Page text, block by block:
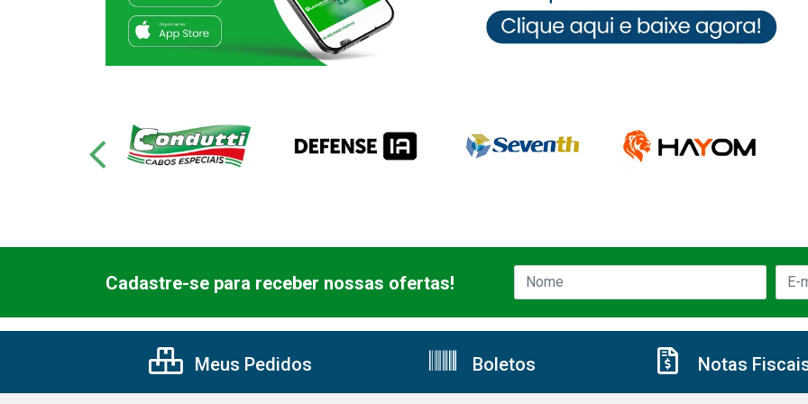
Cadastre-se para receber nossas ofertas!
Meus Pedidos Boletos Notas